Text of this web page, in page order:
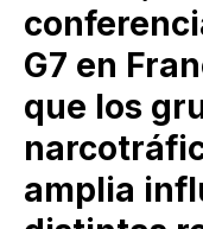
G7 en
que los
amplia